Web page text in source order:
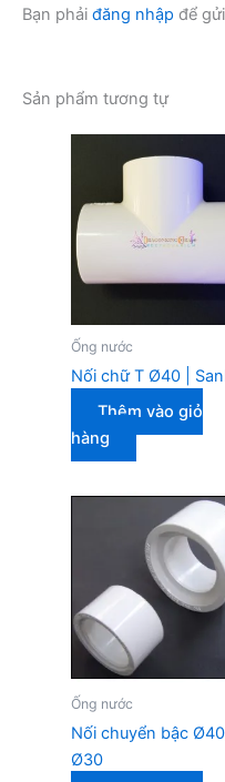
Bạn phải đăng nhập để
Sản phẩm tương tự
Ống nước
Nối chữ T Ø40 |
Thêm vào giỏ
hàng
Ống nước
Nối chuyển bậc
Ø30